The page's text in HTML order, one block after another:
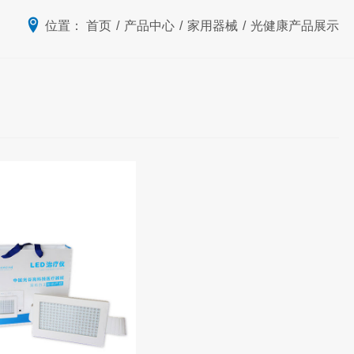
位置： 首页 / 产品中心 / 家用器械 / 光健康产品展示